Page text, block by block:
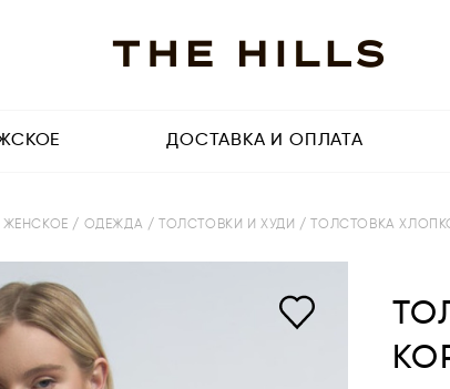
ДОСТАВКА И ОПЛАТА
/ ОДЕЖДА / ТОЛСТОВКИ И ХУДИ / ТОЛСТОВКА